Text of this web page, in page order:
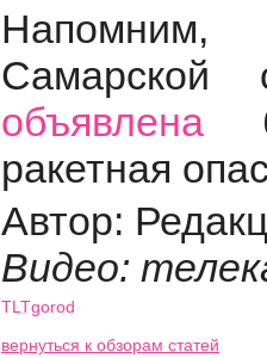
Самарской
объявлена
ракетная
Автор:
Видео:
TLTgorod
вернуться к обзорам статей